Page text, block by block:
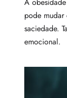
pode
saciedade.
emocional.